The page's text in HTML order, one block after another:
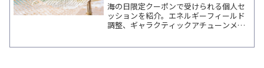
海の日限定クーポンで受けられる個人セ
ッションを紹介。エネルギーフィールド
調整、ギャラクティックアチューンメン